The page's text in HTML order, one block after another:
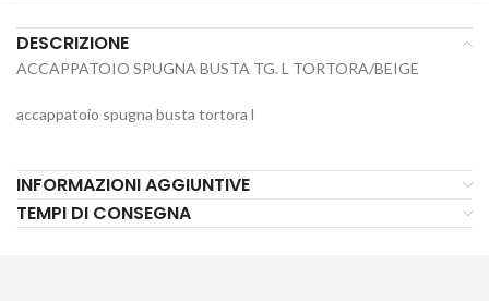
DESCRIZIONE
ACCAPPATOIO SPUGNA BUSTA TG. L TORTORA/BEIGE
accappatoio spugna busta tortora l
INFORMAZIONI AGGIUNTIVE
TEMPI DI CONSEGNA